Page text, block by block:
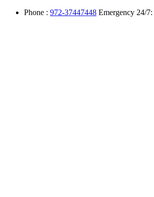
Phone : 972-37447448 Emergency 24/7: